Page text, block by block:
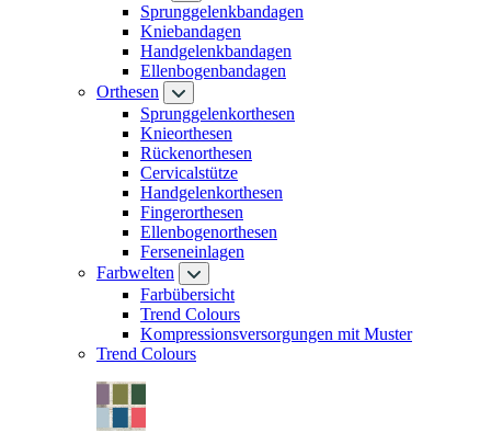
Sprunggelenkbandagen
Kniebandagen
Handgelenkbandagen
Ellenbogenbandagen
Orthesen
Sprunggelenkorthesen
Knieorthesen
Rückenorthesen
Cervicalstütze
Handgelenkorthesen
Fingerorthesen
Ellenbogenorthesen
Ferseneinlagen
Farbwelten
Farbübersicht
Trend Colours
Kompressionsversorgungen mit Muster
Trend Colours